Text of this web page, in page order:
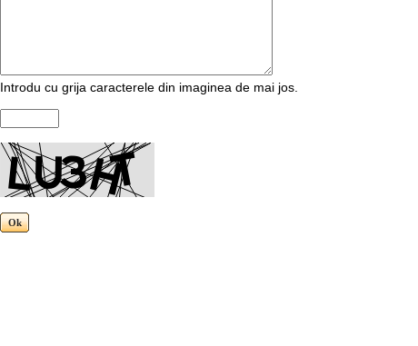
Introdu cu grija caracterele din imaginea de mai jos.